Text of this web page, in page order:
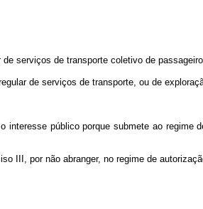
serviços de transporte coletivo de
de serviços de transporte, ou de
público porque submete ao
III, por não abranger, no regime de